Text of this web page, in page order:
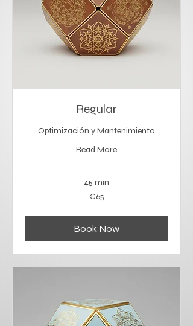
Regular
Optimización y Mantenimiento
Read More
45 min
€65
Book Now